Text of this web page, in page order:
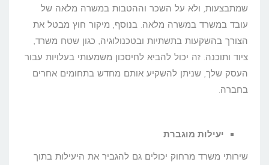
שמתבצעות, ולא על השכר וההטבות במשרה מלאה של
עובד במשרד במשרה מלאה. בנוסף, מיקור חוץ מבטל את
הצורך בהשקעות בתשתיות ובטכנולוגיה, כגון שטח משרד,
ציוד ותוכנה. זה יכול להביא לחיסכון משמעותי בעלויות עבור
העסק שלך, שניתן להשקיע אותם מחדש בתחומים אחרים
בחברה.
יעילות מוגברת
שירותי משרד מרחוק יכולים גם להגביר את היעילות בתוך